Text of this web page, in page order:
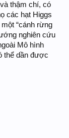
thậm chí, có
các hạt Higgs
“cánh rừng
nghiên cứu
Mô hình
thể dần được